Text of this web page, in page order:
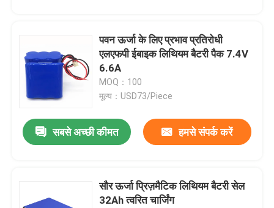
पवन ऊर्जा के लिए प्रभाव प्रतिरोधी
एलएफपी ईबाइक लिथियम बैटरी पैक 7.4V
6.6A
MOQ：100
मूल्य：USD73/Piece
सबसे अच्छी कीमत हमसे संपर्क करें
सौर ऊर्जा प्रिज़मैटिक लिथियम बैटरी सेल
32Ah त्वरित चार्जिंग